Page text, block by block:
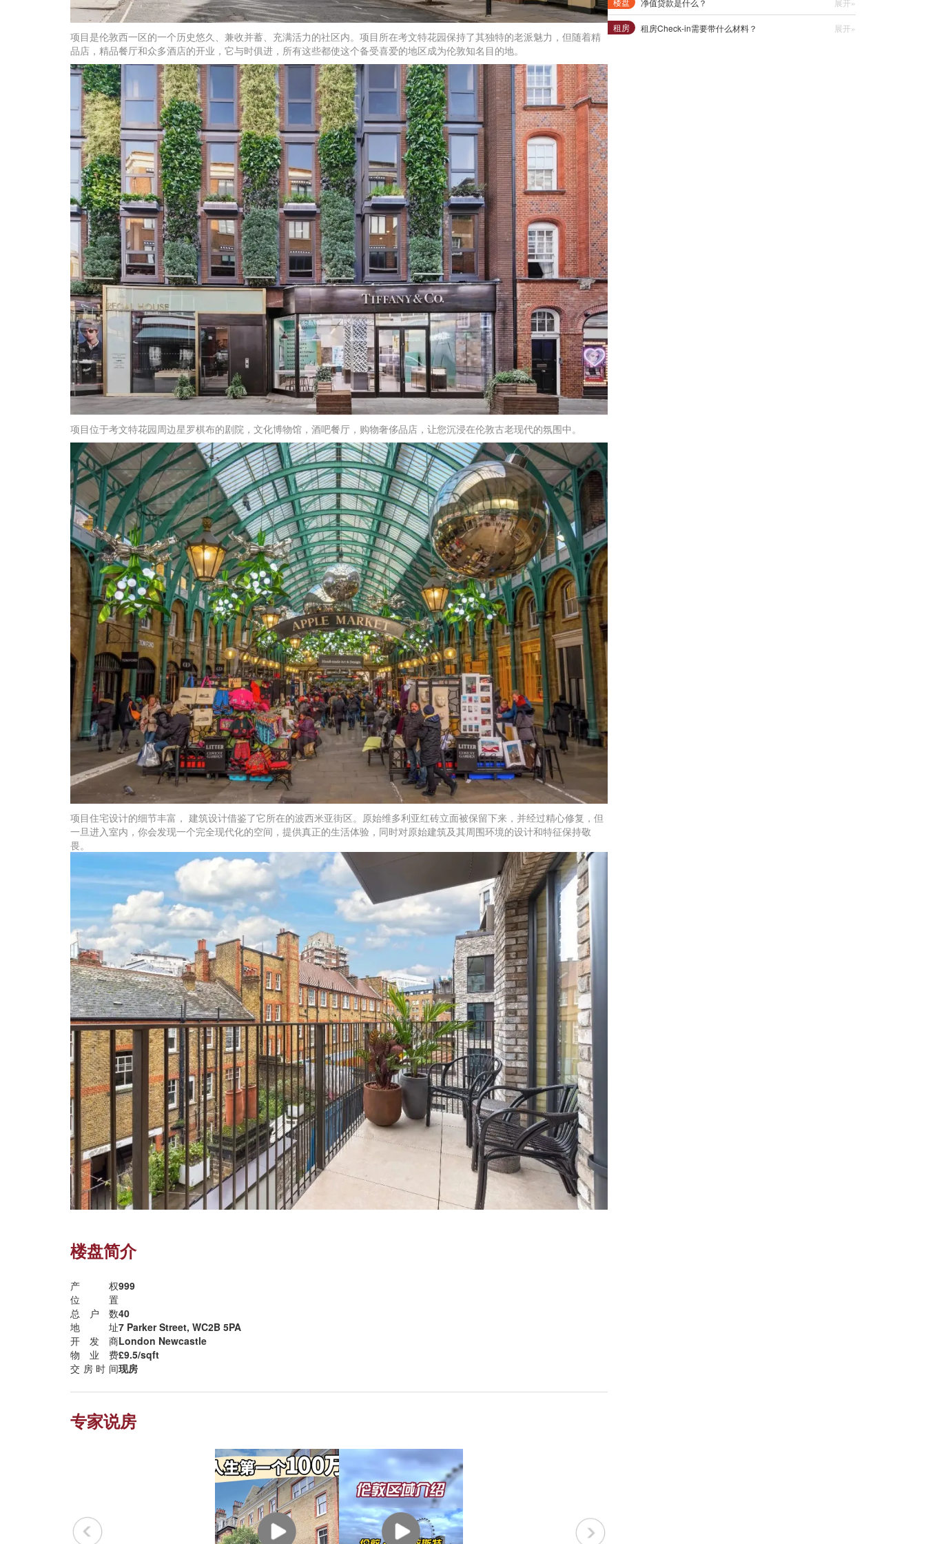
项目是伦敦西一区的一个历史悠久、兼收并蓄、充满活力的社区内。项目所在考文特花园保持了其独特的老派魅力，但随着精
品店，精品餐厅和众多酒店的开业，它与时俱进，所有这些都使这个备受喜爱的地区成为伦敦知名目的地。
项目位于考文特花园周边星罗棋布的剧院，文化博物馆，酒吧餐厅，购物奢侈品店，让您沉浸在伦敦古老现代的氛围中。
项目住宅设计的细节丰富， 建筑设计借鉴了它所在的波西米亚街区。原始维多利亚红砖立面被保留下来，并经过精心修复，但
一旦进入室内，你会发现一个完全现代化的空间，提供真正的生活体验，同时对原始建筑及其周围环境的设计和特征保持敬
畏。
楼盘简介
产权999
位置
总户数40
地址7 Parker Street, WC2B 5PA
开发商London Newcastle
物业费£9.5/sqft
交房时间现房
专家说房
租房 租房Check-in需要带什么材料？ 展开»